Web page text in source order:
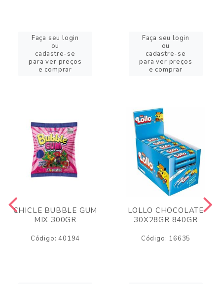
Faça seu login
ou
cadastre-se
para ver preços
e comprar
Faça seu login
ou
cadastre-se
para ver preços
e comprar
CHICLE BUBBLE GUM
MIX 300GR
Código: 40194
LOLLO CHOCOLATE
30X28GR 840GR
Código: 16635